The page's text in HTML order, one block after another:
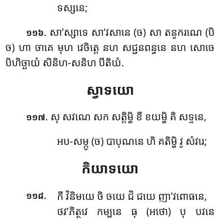
ទស្សនេ;
១១៦. សា’ស្សាទេ សា’វសានេ (ច) សា តនូករណេ (បិ
ច) ហា ចាគេ មុហ វេចិត្តេ នហ សជ្ជនពន្ធនេ នហ សោចេ
បិហិច្ឆាយំ សិនិហ-សនិហ បីតិយំ.
ស្វាទយោ
១១៧. សុ សវណេ សក សត្តិម្ហិ ខី ខយម្ហិ គិ សទ្ទនេ,
អប-សម្ភូ (ច) បាបុណនេ ហិ គតិម្ហិ វូ សំវរេ;
កិយាទយោ
១១៨.
កី វិនិមយេ ចិ ចយេ ជិ ជយេ ញា’វពោធនេ,
ថវ’ភិត្ថវេ កម្បនេ ធុ (អថោ) បុ បវនេ